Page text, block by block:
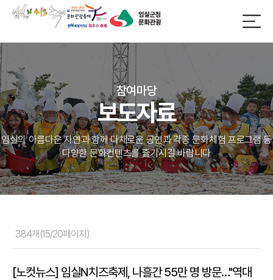
참여마당
보도자료
임실의 아름다운 자연과 함께 다채로운 공연과 각종 문화체험 프로그램 등
다양한 문화컨텐츠를 즐기시길 바랍니다
384개(15/20페이지)
[노컷뉴스] 임실N치즈축제, 나흘간 55만 명 방문…"역대